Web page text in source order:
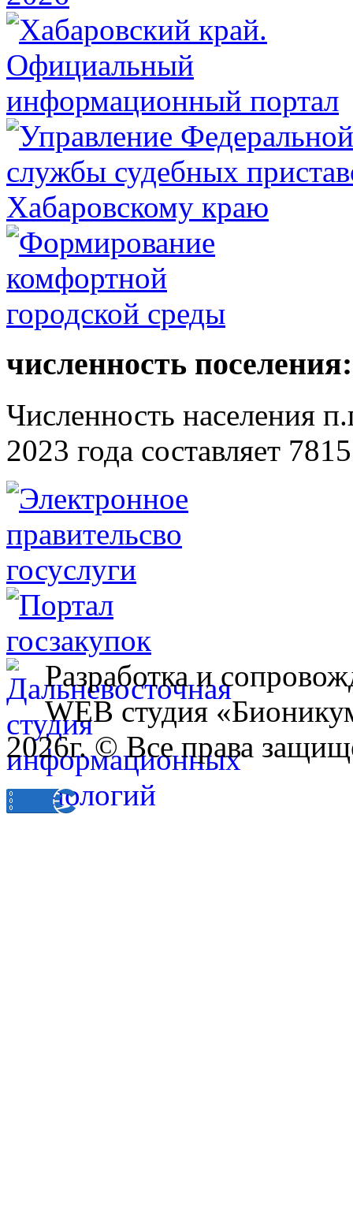
численность поселения:
Численность населения
2023 года составляет
Разработка и
WEB студия
2026г. © Все права